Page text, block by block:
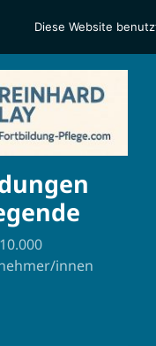
innen
Diese Website